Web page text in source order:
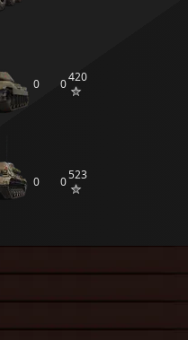
0 0420
0 0523